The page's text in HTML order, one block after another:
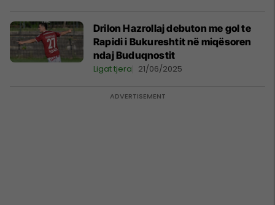
Drilon Hazrollaj debuton me gol te
Rapidi i Bukureshtit në miqësoren
ndaj Buduqnostit
Ligat tjera 21/06/2025